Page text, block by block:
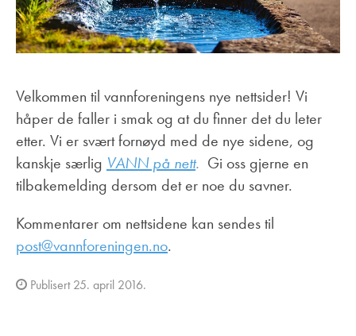
Velkommen til vannforeningens nye nettsider! Vi
håper de faller i smak og at du finner det du leter
etter. Vi er svært fornøyd med de nye sidene, og
kanskje særlig VANN på nett. Gi oss gjerne en
tilbakemelding dersom det er noe du savner.
Kommentarer om nettsidene kan sendes til
post@vannforeningen.no.
Publisert 25. april 2016.